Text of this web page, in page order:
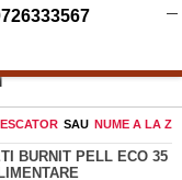
NUME A LA Z
SAU
BURNIT PELL ECO 35